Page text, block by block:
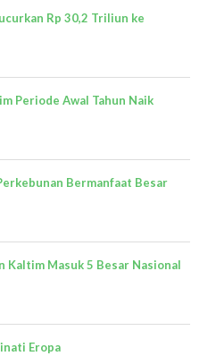
Rp 30,2 Triliun ke
Periode Awal Tahun Naik
Bermanfaat Besar
Kaltim Masuk 5 Besar Nasional
Eropa